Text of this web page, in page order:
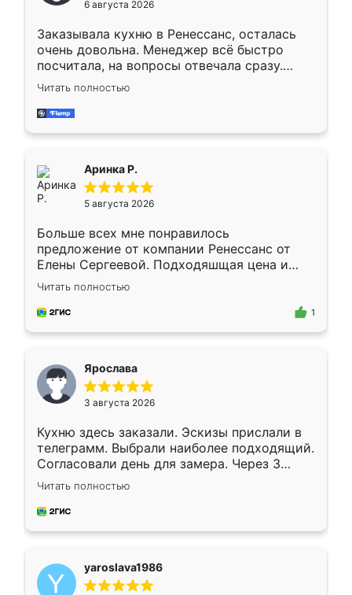
мебели буду заказывать только здесь.
6 августа 2026
Заказывала кухню в Ренессанс, осталась
очень довольна. Менеджер всё быстро
посчитала, на вопросы отвечала сразу.
Замерщик приехал в субботу, подошёл к
делу со всей ответственностью. Собрали
за день, ребята работали аккуратно, даже
Читать полностью
Аринка Р.
5 августа 2026
Больше всех мне понравилось
предложение от компании Ренессанс от
Елены Сергеевой. Подходяшщая цена и
короткие сроки изготовления. Приехавший
для замера сотрудник Владислав
предложил по моему эскизу самый
Читать полностью
1
Ярослава
3 августа 2026
Кухню здесь заказали. Эскизы прислали в
телеграмм. Выбрали наиболее подходящий.
Согласовали день для замера. Через 3
недели кухня была уже готова. Остались
довольны работой. Спасибо Ренессанс
мебель за качественную работу!
Читать полностью
yaroslava1986